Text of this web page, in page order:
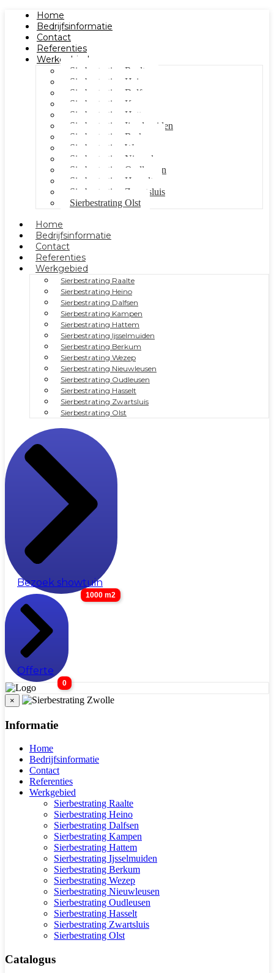
Home
Bedrijfsinformatie
Contact
Referenties
Werkgebied
Sierbestrating Raalte
Sierbestrating Heino
Sierbestrating Dalfsen
Sierbestrating Kampen
Sierbestrating Hattem
Sierbestrating Ijsselmuiden
Sierbestrating Berkum
Sierbestrating Wezep
Sierbestrating Nieuwleusen
Sierbestrating Oudleusen
Sierbestrating Hasselt
Sierbestrating Zwartsluis
Sierbestrating Olst
Home
Bedrijfsinformatie
Contact
Referenties
Werkgebied
Sierbestrating Raalte
Sierbestrating Heino
Sierbestrating Dalfsen
Sierbestrating Kampen
Sierbestrating Hattem
Sierbestrating Ijsselmuiden
Sierbestrating Berkum
Sierbestrating Wezep
Sierbestrating Nieuwleusen
Sierbestrating Oudleusen
Sierbestrating Hasselt
Sierbestrating Zwartsluis
Sierbestrating Olst
Bezoek showtuin
1000 m2
Offerte
0
×
Informatie
Home
Bedrijfsinformatie
Contact
Referenties
Werkgebied
Sierbestrating Raalte
Sierbestrating Heino
Sierbestrating Dalfsen
Sierbestrating Kampen
Sierbestrating Hattem
Sierbestrating Ijsselmuiden
Sierbestrating Berkum
Sierbestrating Wezep
Sierbestrating Nieuwleusen
Sierbestrating Oudleusen
Sierbestrating Hasselt
Sierbestrating Zwartsluis
Sierbestrating Olst
Catalogus